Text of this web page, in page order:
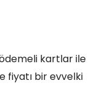
kartlar ile
fiyatı bir evvelki